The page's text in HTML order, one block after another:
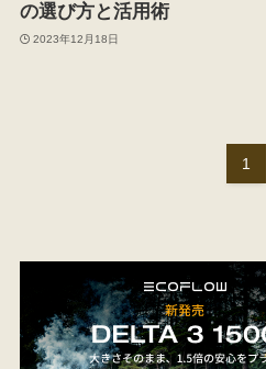
の選び方と活用術
2023年12月18日
1